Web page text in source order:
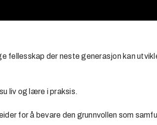
fellesskap der neste generasjon kan
liv og lære i praksis.
for å bevare den grunnvollen som